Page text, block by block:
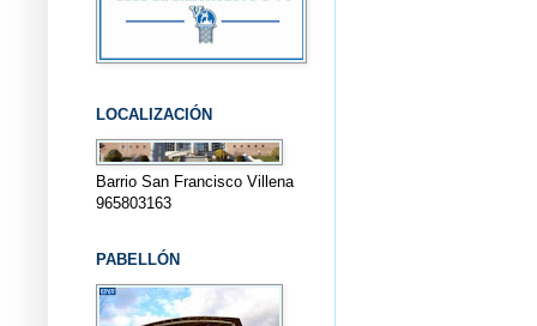
LOCALIZACIÓN
Barrio San Francisco Villena
965803163
PABELLÓN